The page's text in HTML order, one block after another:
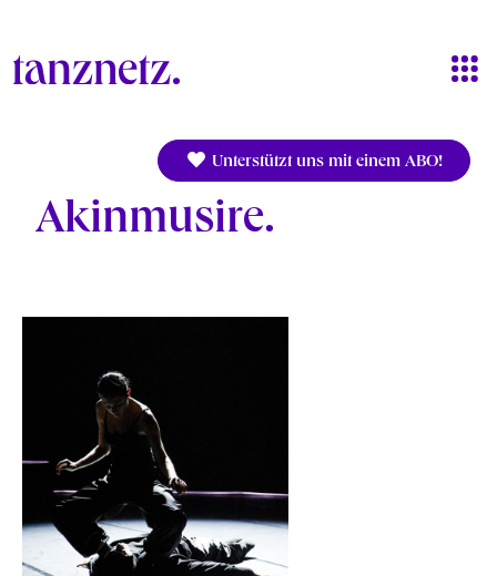
Unterstützt uns mit einem ABO!
Akinmusire